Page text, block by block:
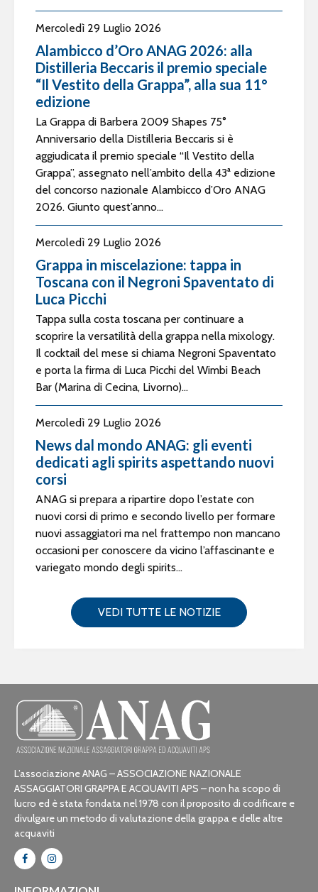
Mercoledì 29 Luglio 2026
Alambicco d’Oro ANAG 2026: alla
Distilleria Beccaris il premio speciale
“Il Vestito della Grappa”, alla sua 11°
edizione
La Grappa di Barbera 2009 Shapes 75°
Anniversario della Distilleria Beccaris si è
aggiudicata il premio speciale “Il Vestito della
Grappa”, assegnato nell’ambito della 43ª edizione
del concorso nazionale Alambicco d’Oro ANAG
2026. Giunto quest’anno...
Mercoledì 29 Luglio 2026
Grappa in miscelazione: tappa in
Toscana con il Negroni Spaventato di
Luca Picchi
Tappa sulla costa toscana per continuare a
scoprire la versatilità della grappa nella mixology.
Il cocktail del mese si chiama Negroni Spaventato
e porta la firma di Luca Picchi del Wimbi Beach
Bar (Marina di Cecina, Livorno)...
Mercoledì 29 Luglio 2026
News dal mondo ANAG: gli eventi
dedicati agli spirits aspettando nuovi
corsi
ANAG si prepara a ripartire dopo l’estate con
nuovi corsi di primo e secondo livello per formare
nuovi assaggiatori ma nel frattempo non mancano
occasioni per conoscere da vicino l’affascinante e
variegato mondo degli spirits...
VEDI TUTTE LE NOTIZIE
L’associazione ANAG – ASSOCIAZIONE NAZIONALE
ASSAGGIATORI GRAPPA E ACQUAVITI APS – non ha scopo di
lucro ed è stata fondata nel 1978 con il proposito di codificare e
divulgare un metodo di valutazione della grappa e delle altre
acquaviti